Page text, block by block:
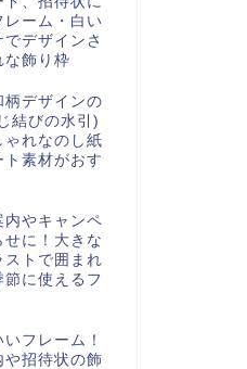
レーム・白い
デザインさ
な飾り枠
柄デザインの
結びの水引)
ゃれなのし紙
素材がおす
内やキャンペ
せに！大きな
ストで囲まれ
に使えるフ
フレーム！
や招待状の飾